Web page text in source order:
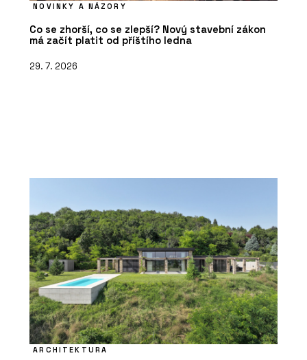
NOVINKY A NÁZORY
Co se zhorší, co se zlepší? Nový stavební zákon
má začít platit od příštího ledna
29. 7. 2026
ARCHITEKTURA